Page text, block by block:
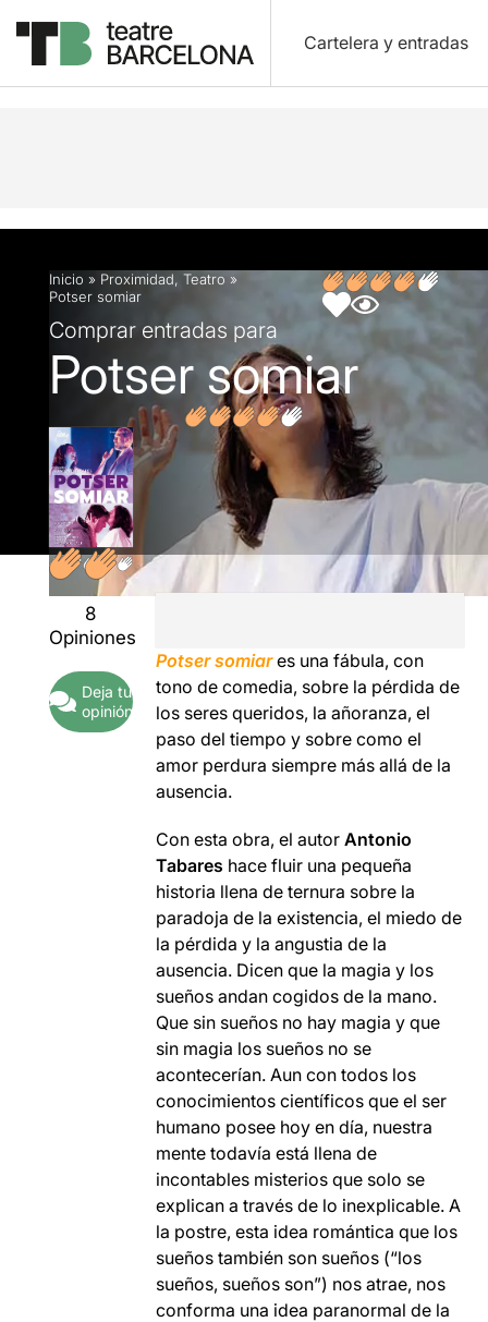
Cartelera y entradas
Descripción Ficha artística Fotos y vídeos
Inicio » Proximidad, Teatro »
Potser somiar
Comprar entradas para
Potser somiar
8
Opiniones
Deja tu
opinión
Potser somiares una fábula, con
tono de comedia, sobre la pérdida de
los seres queridos, la añoranza, el
paso del tiempo y sobre como el
amor perdura siempre más allá de la
ausencia.
Con esta obra, el autorAntonio
Tabares hace fluir una pequeña
historia llena de ternura sobre la
paradoja de la existencia, el miedo de
la pérdida y la angustia de la
ausencia. Dicen que la magia y los
sueños andan cogidos de la mano.
Que sin sueños no hay magia y que
sin magia los sueños no se
acontecerían. Aun con todos los
conocimientos científicos que el ser
humano posee hoy en día, nuestra
mente todavía está llena de
incontables misterios que solo se
explican a través de lo inexplicable. A
la postre, esta idea romántica que los
sueños también son sueños (“los
sueños, sueños son”) nos atrae, nos
conforma una idea paranormal de la